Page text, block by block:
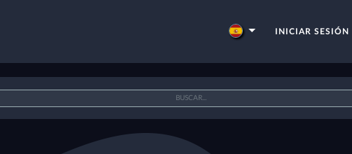
INICIAR SESIÓN